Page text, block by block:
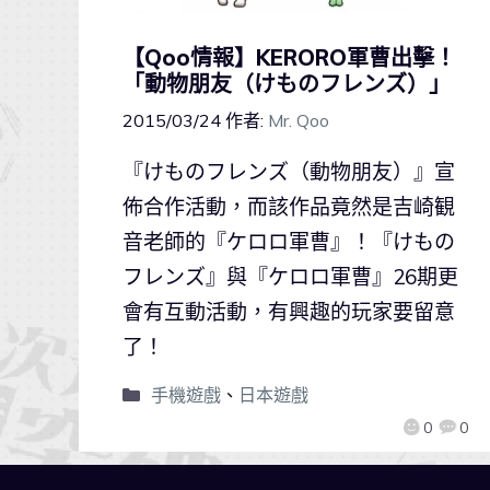
【Qoo情報】KERORO軍曹出擊！
「動物朋友（けものフレンズ）」
2015/03/24 作者: Mr. Qoo
0 0
『けものフレンズ（動物朋友）』宣
佈合作活動，而該作品竟然是吉崎観
音老師的『ケロロ軍曹』！『けもの
フレンズ』與『ケロロ軍曹』26期更
會有互動活動，有興趣的玩家要留意
了！
手機遊戲、 日本遊戲